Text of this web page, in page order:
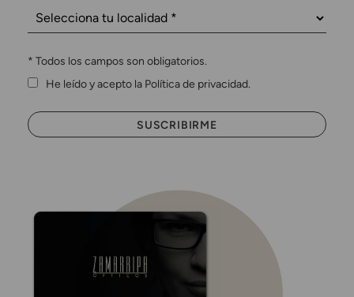
* Todos los campos son obligatorios.
He leído y acepto la Política de privacidad.